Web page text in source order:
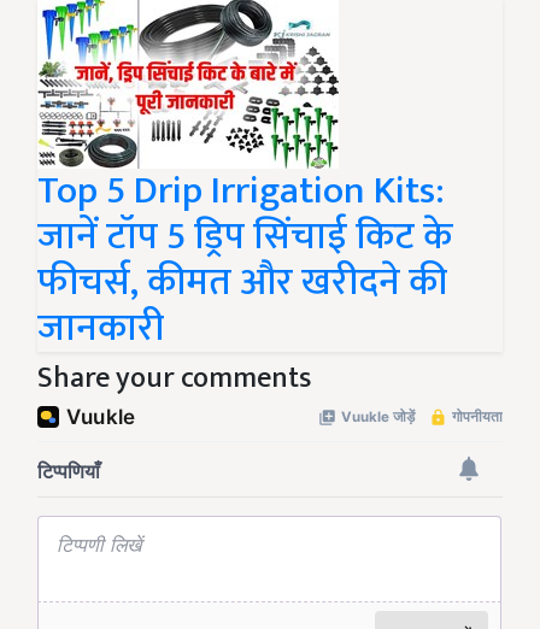
Top 5 Drip Irrigation Kits:
जानें टॉप 5 ड्रिप सिंचाई किट के
फीचर्स, कीमत और खरीदने की
जानकारी
Share your comments